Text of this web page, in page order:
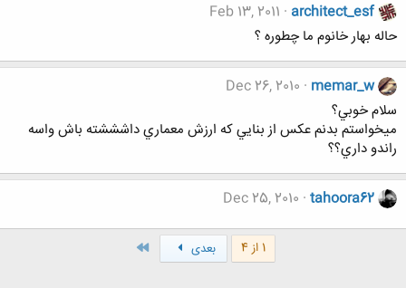
architect_esf
Feb 13, 2011
حاله بهار خانوم ما چطوره ؟
memar_w
Dec 26, 2010
سلام خوبي؟
ميخواستم بدنم عكس از بنايي كه ارزش معماري داشششته باش واسه
راندو داري؟؟
tahoora62
Dec 25, 2010
1 از 4 بعدی